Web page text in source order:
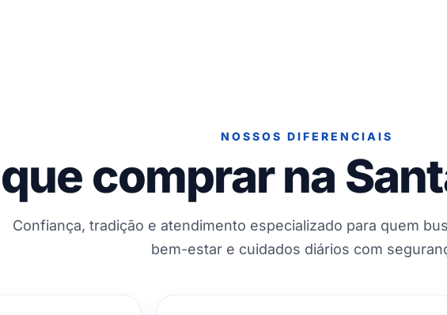
NOSSOS DIFERENCIAIS
comprar na
Confiança, tradição e atendimento especializado para quem
bem-estar e cuidados diários com